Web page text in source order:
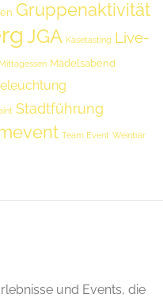
Gruppenaktivität
JGA Käsetasting Live-
Mittagessen Mädelsabend
Stadtführung
Team Event Weinbar
und Events, die